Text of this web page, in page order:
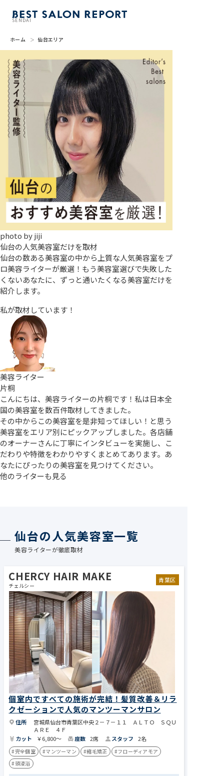
SENDAI
BSR PRESS
BEST SALON REPORTとは
ライター
美容室を推薦する
掲載・取材依頼
ホーム 仙台エリア
photo byjiji
仙台の人気美容室だけを取材
仙台の数ある美容室の中から上質な人気美容室をプ
ロ美容ライターが厳選！もう美容室選びで失敗した
くないあなたに、ずっと通いたくなる美容室だけを
紹介します。
私が取材しています！
美容ライター
片桐
こんにちは、美容ライターの片桐です！私は日本全
国の美容室を数百件取材してきました。
その中からこの美容室を是非知ってほしい！と思う
美容室をエリア別にピックアップしました。各店舗
のオーナーさんに丁寧にインタビューを実施し、こ
だわりや特徴をわかりやすくまとめてあります。あ
なたにぴったりの美容室を見つけてください。
他のライターも見る
仙台の人気美容室一覧
美容ライターが徹底取材
CHERCY HAIR MAKE
チェルシー
青葉区
個室内ですべての施術が完結！髪質改善＆リラ
クゼーションで人気のマンツーマンサロン
住所
宮城県仙台市青葉区中央２－７－１１ ＡＬＴＯ ＳＱＵ
ＡＲＥ ４Ｆ
カット
￥6,800～ 座数 2席 スタッフ 2名
#完全個室 #マンツーマン #縮毛矯正
#フローディアモア
#頭浸浴